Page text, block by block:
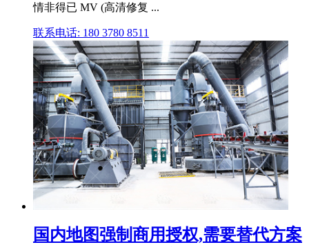
情非得已 MV (高清修复 ...
联系电话: 180 3780 8511
国内地图强制商用授权,需要替代方案